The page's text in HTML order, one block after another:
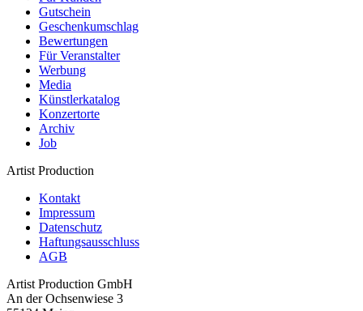
Gutschein
Geschenkumschlag
Bewertungen
Für Veranstalter
Werbung
Media
Künstlerkatalog
Konzertorte
Archiv
Job
Artist Production
Kontakt
Impressum
Datenschutz
Haftungsausschluss
AGB
Artist Production GmbH
An der Ochsenwiese 3